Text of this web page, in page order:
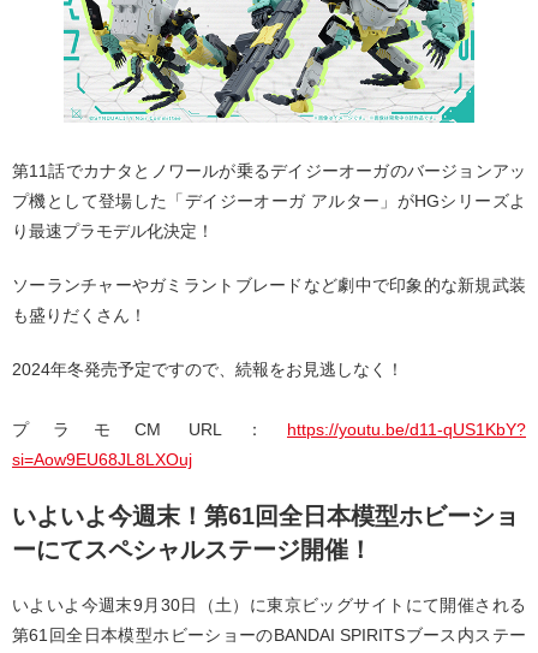
第11話でカナタとノワールが乗るデイジーオーガのバージョンアッ
プ機として登場した「デイジーオーガ アルター」がHGシリーズよ
り最速プラモデル化決定！
ソーランチャーやガミラントブレードなど劇中で印象的な新規武装
も盛りだくさん！
2024年冬発売予定ですので、続報をお見逃しなく！
プラモCM URL： https://youtu.be/d11-qUS1KbY?
si=Aow9EU68JL8LXOuj
いよいよ今週末！第61回全日本模型ホビーショ
ーにてスペシャルステージ開催！
いよいよ今週末9月30日（土）に東京ビッグサイトにて開催される
第61回全日本模型ホビーショーのBANDAI SPIRITSブース内ステー